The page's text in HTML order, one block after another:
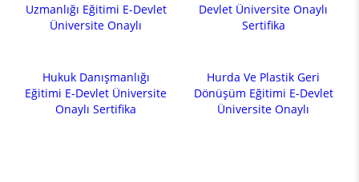
Uzmanlığı Eğitimi E-Devlet
Üniversite Onaylı
Devlet Üniversite Onaylı
Sertifika
Hukuk Danışmanlığı
Eğitimi E-Devlet Üniversite
Onaylı Sertifika
Hurda Ve Plastik Geri
Dönüşüm Eğitimi E-Devlet
Üniversite Onaylı